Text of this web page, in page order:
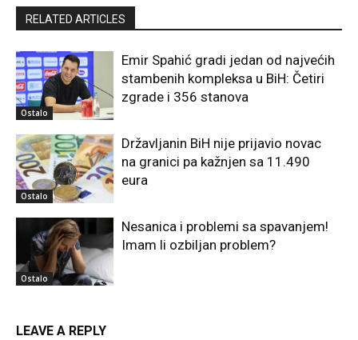
RELATED ARTICLES
Ostalo
Emir Spahić gradi jedan od najvećih
stambenih kompleksa u BiH: Četiri
zgrade i 356 stanova
Ostalo
Državljanin BiH nije prijavio novac
na granici pa kažnjen sa 11.490
eura
Ostalo
Nesanica i problemi sa spavanjem!
Imam li ozbiljan problem?
LEAVE A REPLY